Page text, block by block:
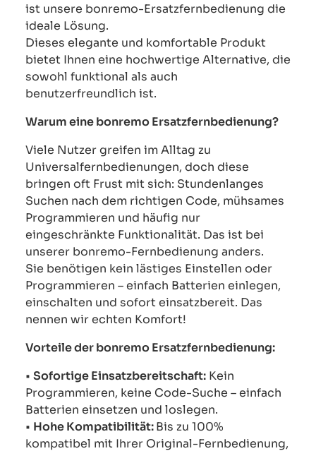
ist unsere bonremo-Ersatzfernbedienung die
ideale Lösung.
Dieses elegante und komfortable Produkt
bietet Ihnen eine hochwertige Alternative, die
sowohl funktional als auch
benutzerfreundlich ist.
Warum eine bonremo Ersatzfernbedienung?
Viele Nutzer greifen im Alltag zu
Universalfernbedienungen, doch diese
bringen oft Frust mit sich: Stundenlanges
Suchen nach dem richtigen Code, mühsames
Programmieren und häufig nur
eingeschränkte Funktionalität. Das ist bei
unserer bonremo-Fernbedienung anders.
Sie benötigen kein lästiges Einstellen oder
Programmieren – einfach Batterien einlegen,
einschalten und sofort einsatzbereit. Das
nennen wir echten Komfort!
Vorteile der bonremo Ersatzfernbedienung:
• Sofortige Einsatzbereitschaft: Kein
Programmieren, keine Code-Suche – einfach
Batterien einsetzen und loslegen.
• Hohe Kompatibilität:Bis zu 100%
kompatibel mit Ihrer Original-Fernbedienung,